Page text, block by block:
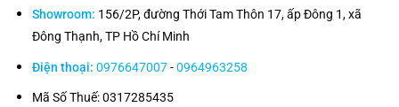
Showroom: 156/2P, đường Thới Tam Thôn 17, ấp Đông 1, xã
Đông Thạnh, TP Hồ Chí Minh
Điện thoại: 0976647007-0964963258
Mã Số Thuế: 0317285435